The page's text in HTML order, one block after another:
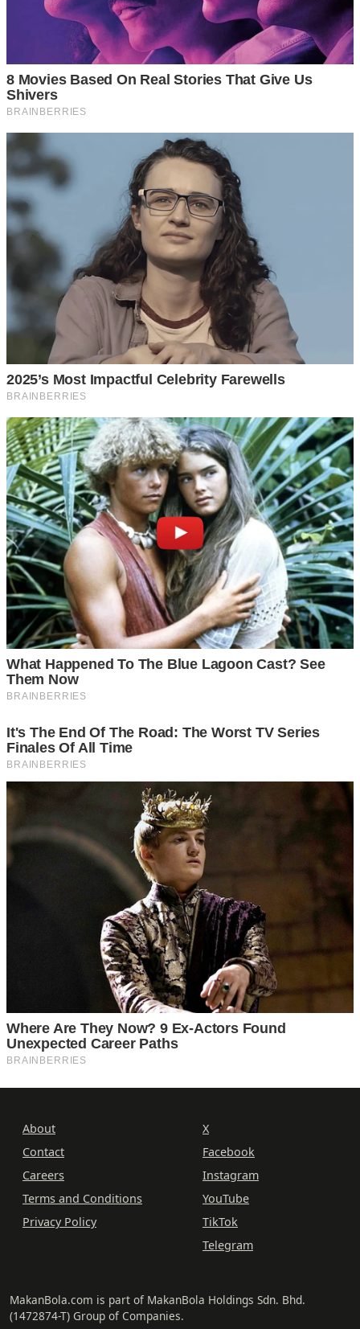
About
Contact
Careers
Terms and Conditions
Privacy Policy
X
Facebook
Instagram
YouTube
TikTok
Telegram
MakanBola.com is part of MakanBola Holdings Sdn. Bhd.
(1472874-T) Group of Companies.